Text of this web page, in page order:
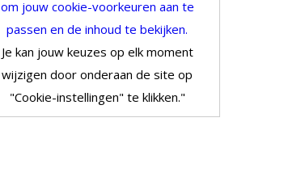
om jouw cookie-voorkeuren aan te
passen en de inhoud te bekijken.
Je kan jouw keuzes op elk moment
wijzigen door onderaan de site op
"Cookie-instellingen" te klikken."